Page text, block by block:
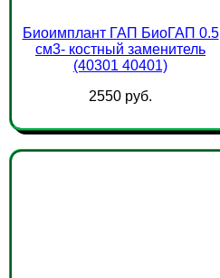
Биоимплант ГАП БиоГАП 0.5
см3- костный заменитель
(40301 40401)
2550 руб.